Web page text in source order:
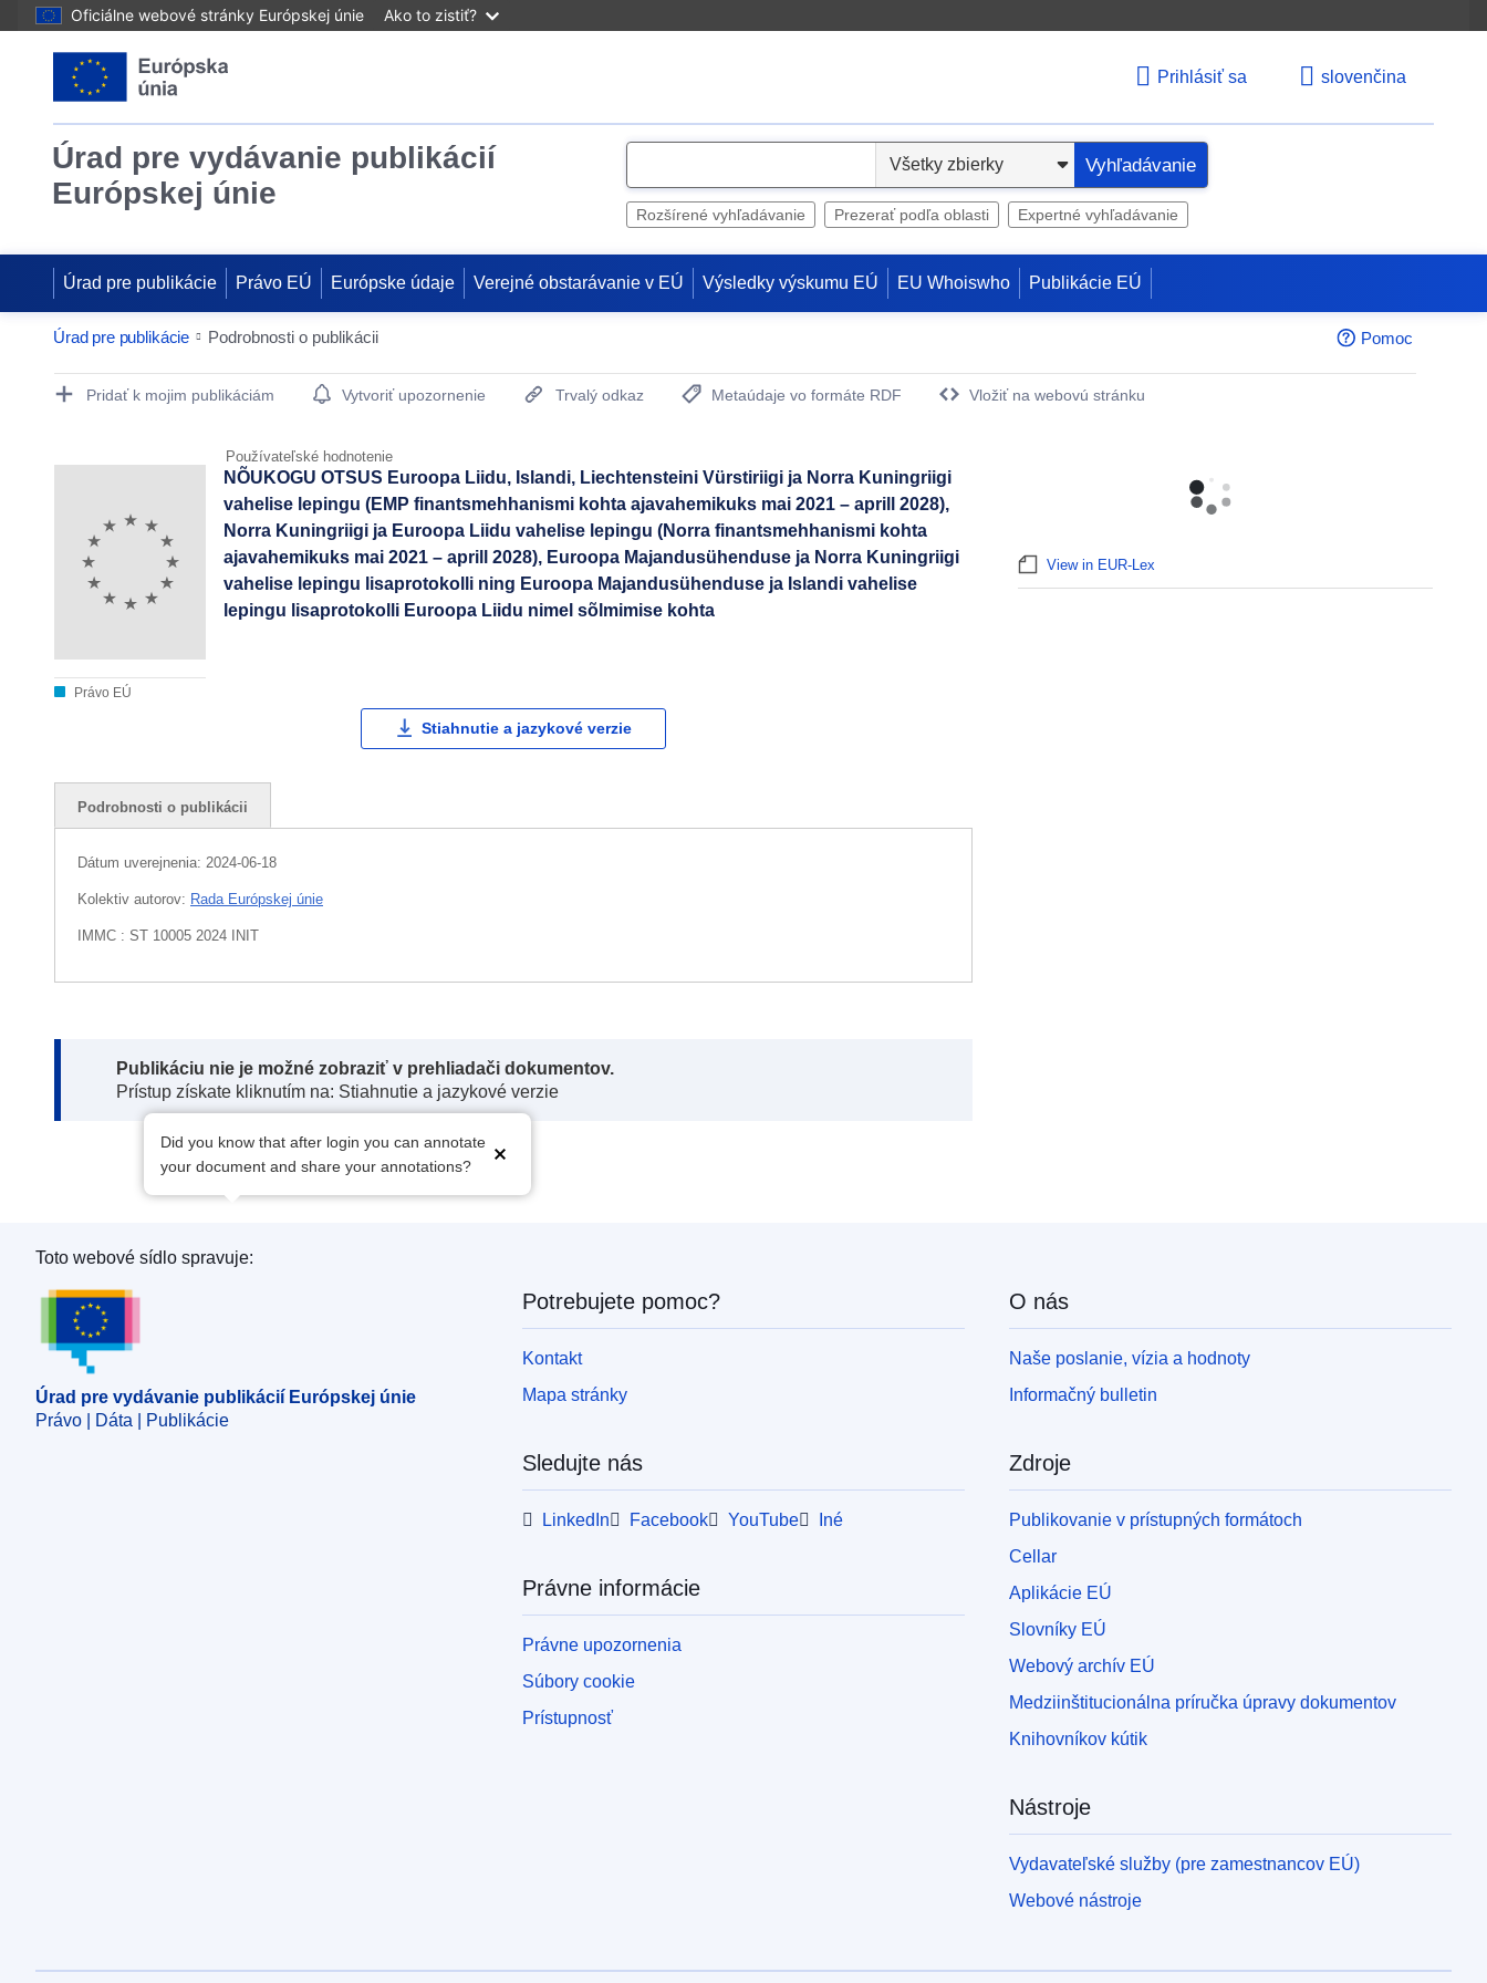
Oficiálne webové stránky Európskej únie Ako to zistiť?
Prihlásiť sa slovenčina
Úrad pre vydávanie publikácií
Európskej únie
e
Vyhľadávanie
Rozšírené vyhľadávanie Prezerať podľa oblasti Expertné vyhľadávanie
Úrad pre publikácie Právo EÚ Európske údaje Verejné obstarávanie v EÚ Výsledky výskumu EÚ EU Whoiswho Publikácie EÚ
Úrad pre publikácie Podrobnosti o publikácii Pomoc
Publication Detail Actions Portlet
Pridať k mojim publikáciám Vytvoriť upozornenie Trvalý odkaz
Metaúdaje vo formáte RDF
Vložiť na webovú stránku
Používateľské hodnotenie
Právo EÚ
NÕUKOGU OTSUS Euroopa Liidu, Islandi, Liechtensteini Vürstiriigi ja Norra Kuningriigi
vahelise lepingu (EMP finantsmehhanismi kohta ajavahemikuks mai 2021 – aprill 2028),
Norra Kuningriigi ja Euroopa Liidu vahelise lepingu (Norra finantsmehhanismi kohta
ajavahemikuks mai 2021 – aprill 2028), Euroopa Majandusühenduse ja Norra Kuningriigi
vahelise lepingu lisaprotokolli ning Euroopa Majandusühenduse ja Islandi vahelise
lepingu lisaprotokolli Euroopa Liidu nimel sõlmimise kohta
Stiahnutie a jazykové verzie
Podrobnosti o publikácii
Dátum uverejnenia: 2024-06-18
Kolektiv autorov: Rada Európskej únie
IMMC : ST 10005 2024 INIT
Note:
Publikáciu nie je možné zobraziť v prehliadači dokumentov.
Prístup získate kliknutím na: Stiahnutie a jazykové verzie
Did you know that after login you can annotate
your document and share your annotations?
View in EUR-Lex
Úrad pre vydávanie publikácií Európskej únie
Toto webové sídlo spravuje:
Úrad pre vydávanie publikácií Európskej únie
Právo | Dáta | Publikácie
Potrebujete pomoc?
Kontakt
Mapa stránky
Sledujte nás
LinkedIn Facebook YouTube Iné
Právne informácie
Právne upozornenia
Súbory cookie
Prístupnosť
O nás
Naše poslanie, vízia a hodnoty
Informačný bulletin
Zdroje
Publikovanie v prístupných formátoch
Cellar
Aplikácie EÚ
Slovníky EÚ
Webový archív EÚ
Medziinštitucionálna príručka úpravy dokumentov
Knihovníkov kútik
Nástroje
Vydavateľské služby (pre zamestnancov EÚ)
Webové nástroje